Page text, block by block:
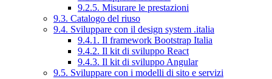
9.2.5. Misurare le prestazioni
9.3. Catalogo del riuso
9.4. Sviluppare con il design system .italia
9.4.1. Il framework Bootstrap Italia
9.4.2. Il kit di sviluppo React
9.4.3. Il kit di sviluppo Angular
9.5. Sviluppare con i modelli di sito e servizi